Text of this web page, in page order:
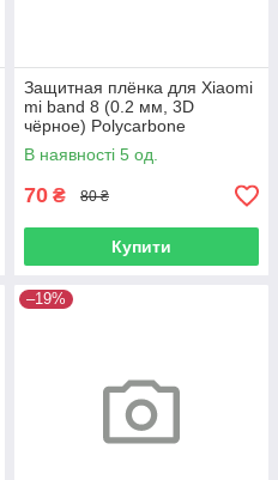
Защитная плёнка для Xiaomi
mi band 8 (0.2 мм, 3D
чёрное) Polycarbone
В наявності 5 од.
70 ₴ 80 ₴
Купити
–19%